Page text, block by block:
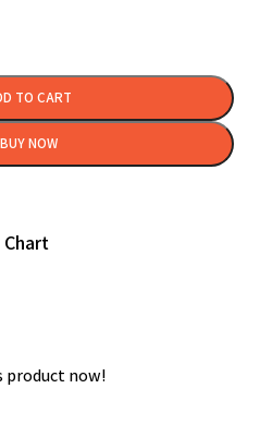
TO CART
BUY NOW
product now!